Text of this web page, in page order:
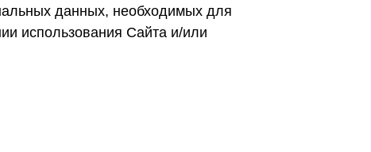
данных, необходимых для
использования Сайта и/или